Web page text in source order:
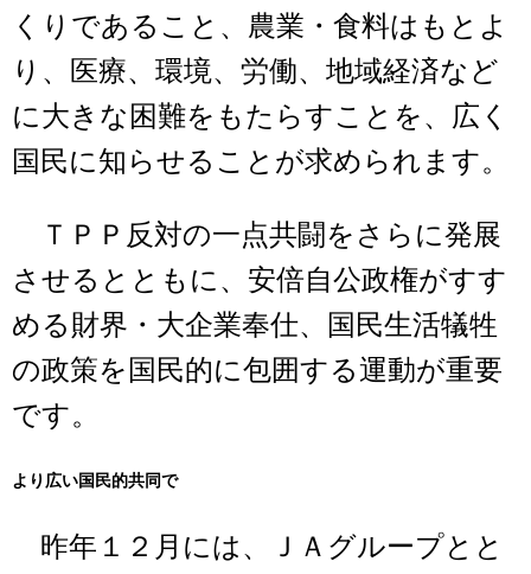
くりであること、農業・食料はもとよ
り、医療、環境、労働、地域経済など
に大きな困難をもたらすことを、広く
国民に知らせることが求められます。
ＴＰＰ反対の一点共闘をさらに発展
させるとともに、安倍自公政権がすす
める財界・大企業奉仕、国民生活犠牲
の政策を国民的に包囲する運動が重要
です。
より広い国民的共同で
昨年１２月には、ＪＡグループとと